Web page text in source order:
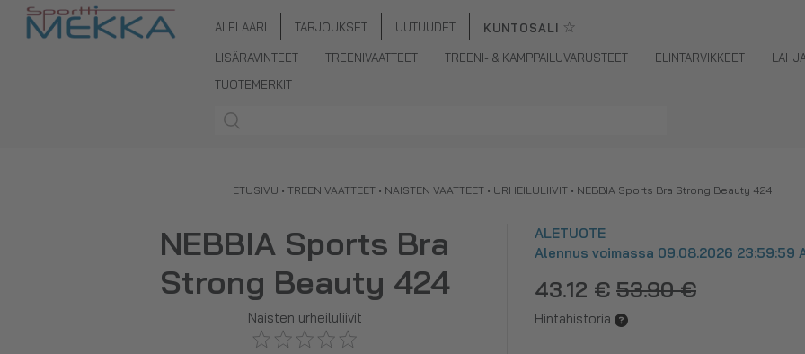
ALELAARI TARJOUKSET UUTUUDET KUNTOSALI ☆
LISÄRAVINTEET TREENIVAATTEET TREENI- & KAMPPAILUVARUSTEET ELINTARVIKKEET
TUOTEMERKIT
ETUSIVU • TREENIVAATTEET • NAISTEN VAATTEET • URHEILULIIVIT • NEBBIA Sports Bra Strong Beauty 424
NEBBIA Sports Bra
Strong Beauty 424
Naisten urheiluliivit
ALETUOTE
Alennus voimassa 09.08.2026 23:59:59
43.12 € 53.90 €
Hintahistoria